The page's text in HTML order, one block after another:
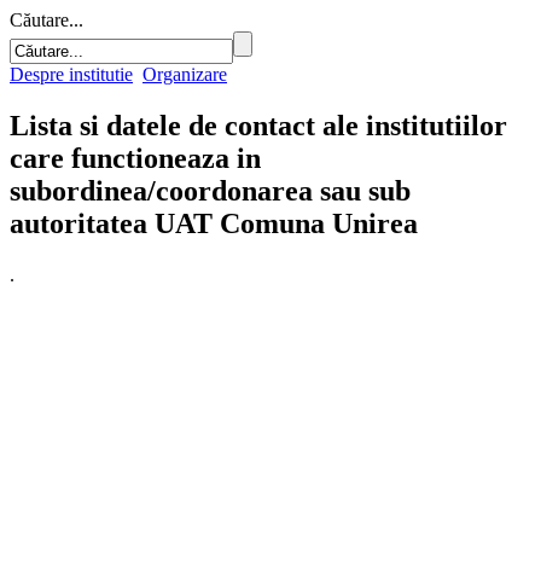
Căutare...
Despre institutie Organizare
Lista si datele de contact ale institutiilor
care functioneaza in
subordinea/coordonarea sau sub
autoritatea UAT Comuna Unirea
.